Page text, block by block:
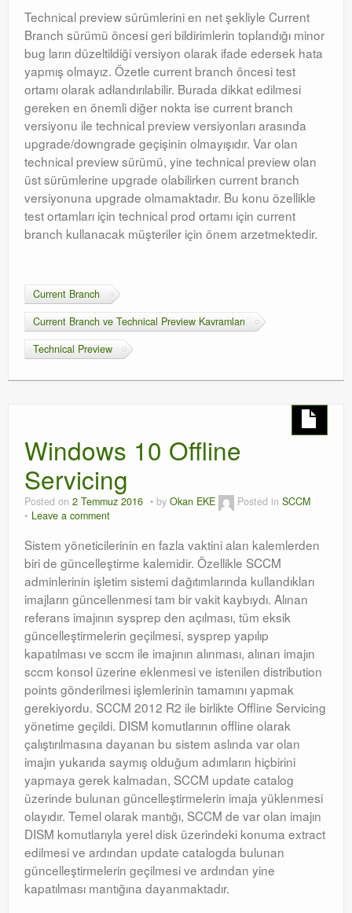
Technical preview sürümlerini en net şekliyle Current
Branch sürümü öncesi geri bildirimlerin toplandığı minor
bug ların düzeltildiği versiyon olarak ifade edersek hata
yapmış olmayız. Özetle current branch öncesi test
ortamı olarak adlandırılabilir. Burada dikkat edilmesi
gereken en önemli diğer nokta ise current branch
versiyonu ile technical preview versiyonları arasında
upgrade/downgrade geçişinin olmayışıdır. Var olan
technical preview sürümü, yine technical preview olan
üst sürümlerine upgrade olabilirken current branch
versiyonuna upgrade olmamaktadır. Bu konu özellikle
test ortamları için technical prod ortamı için current
branch kullanacak müşteriler için önem arzetmektedir.
Current Branch
Current Branch ve Technical Preview Kavramları
Technical Preview
Windows 10 Offline
Servicing
Posted on 2 Temmuz 2016 by Okan EKE Posted in SCCM
Leave a comment
Sistem yöneticilerinin en fazla vaktini alan kalemlerden
biri de güncelleştirme kalemidir. Özellikle SCCM
adminlerinin işletim sistemi dağıtımlarında kullandıkları
imajların güncellenmesi tam bir vakit kaybıydı. Alınan
referans imajının sysprep den açılması, tüm eksik
güncelleştirmelerin geçilmesi, sysprep yapılıp
kapatılması ve sccm ile imajının alınması, alınan imajın
sccm konsol üzerine eklenmesi ve istenilen distribution
points gönderilmesi işlemlerinin tamamını yapmak
gerekiyordu. SCCM 2012 R2 ile birlikte Offline Servicing
yönetime geçildi. DISM komutlarının offline olarak
çalıştırılmasına dayanan bu sistem aslında var olan
imajın yukarıda saymış olduğum adımların hiçbirini
yapmaya gerek kalmadan, SCCM update catalog
üzerinde bulunan güncelleştirmelerin imaja yüklenmesi
olayıdır. Temel olarak mantığı, SCCM de var olan imajın
DISM komutlarıyla yerel disk üzerindeki konuma extract
edilmesi ve ardından update catalogda bulunan
güncelleştirmelerin geçilmesi ve ardından yine
kapatılması mantığına dayanmaktadır.